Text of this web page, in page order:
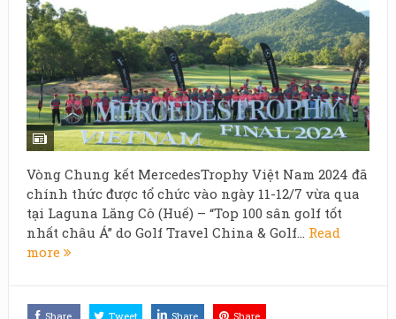
Vòng Chung kết MercedesTrophy Việt Nam 2024 đã
chính thức được tổ chức vào ngày 11-12/7 vừa qua
tại Laguna Lăng Cô (Huế) – “Top 100 sân golf tốt
nhất châu Á” do Golf Travel China & Golf... Read
more
Share Tweet Share Share